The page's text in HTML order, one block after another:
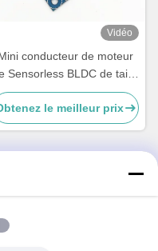
Vidéo
conducteur de moteur
Sensorless BLDC de taille
sans loger et radiateur
le meilleur prix